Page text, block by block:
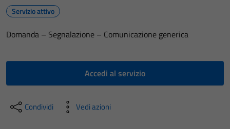
Servizio attivo
Domanda – Segnalazione – Comunicazione generica
Accedi al servizio
Condividi Vedi azioni